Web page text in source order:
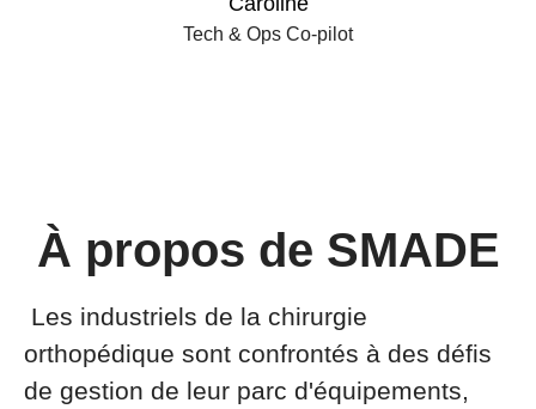
Tech & Ops Co-pilot
À propos de SMADE
Les industriels de la chirurgie
orthopédique sont confrontés à des défis
de gestion de leur parc d'équipements,